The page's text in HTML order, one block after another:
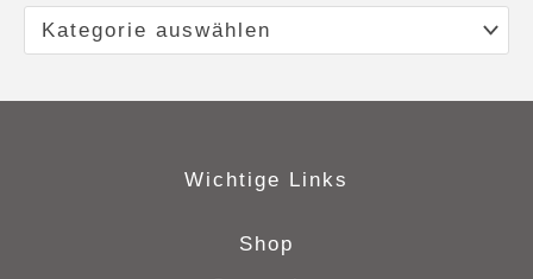
Kategorie auswählen
Wichtige Links
Shop